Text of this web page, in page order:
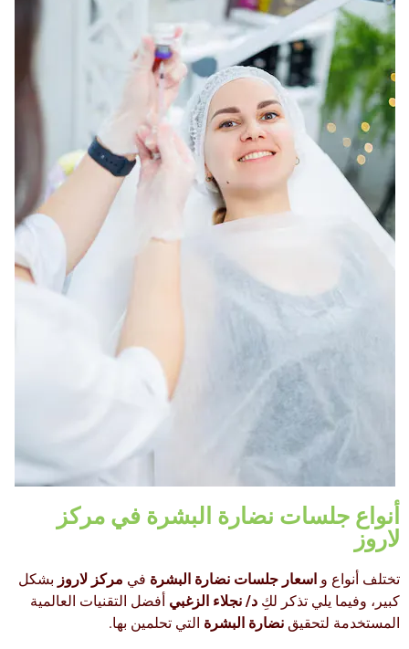
أنواع جلسات نضارة البشرة في مركز
لاروز
تختلف أنواع و اسعار جلسات نضارة البشرة في مركز لاروز بشكل
كبير، وفيما يلي تذكر لكِ د/ نجلاء الزغبي أفضل التقنيات العالمية
المستخدمة لتحقيق نضارة البشرة التي تحلمين بها.